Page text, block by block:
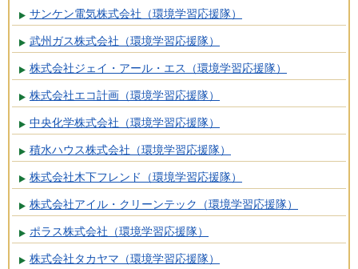
サンケン電気株式会社（環境学習応援隊）
武州ガス株式会社（環境学習応援隊）
株式会社ジェイ・アール・エス（環境学習応援隊）
株式会社エコ計画（環境学習応援隊）
中央化学株式会社（環境学習応援隊）
積水ハウス株式会社（環境学習応援隊）
株式会社木下フレンド（環境学習応援隊）
株式会社アイル・クリーンテック（環境学習応援隊）
ポラス株式会社（環境学習応援隊）
株式会社タカヤマ（環境学習応援隊）